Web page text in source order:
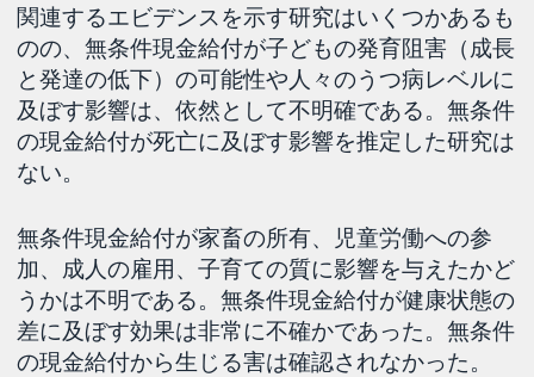
関連するエビデンスを示す研究はいくつかあるも
のの、無条件現金給付が子どもの発育阻害（成長
と発達の低下）の可能性や人々のうつ病レベルに
及ぼす影響は、依然として不明確である。無条件
の現金給付が死亡に及ぼす影響を推定した研究は
ない。
無条件現金給付が家畜の所有、児童労働への参
加、成人の雇用、子育ての質に影響を与えたかど
うかは不明である。無条件現金給付が健康状態の
差に及ぼす効果は非常に不確かであった。無条件
の現金給付から生じる害は確認されなかった。